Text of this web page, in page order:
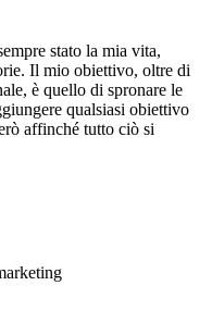
stato la mia vita,
Il mio obiettivo, oltre di
è quello di spronare le
qualsiasi obiettivo
affinché tutto ciò si